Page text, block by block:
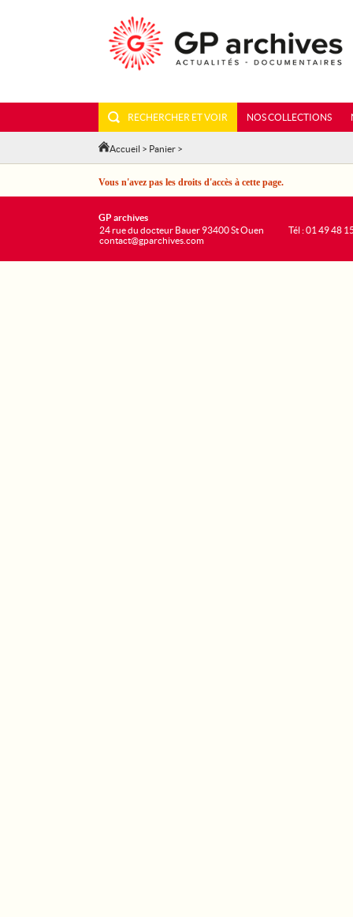
RECHERCHER ET VOIR NOS COLLECTIONS
Accueil > Panier >
Vous n'avez pas les droits d'accès à cette page.
GP archives
24 rue du docteur Bauer 93400 St Ouen
contact@gparchives.com
Tél : 01 49 48